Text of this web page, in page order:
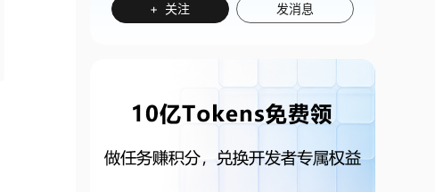
+ 关注 发消息